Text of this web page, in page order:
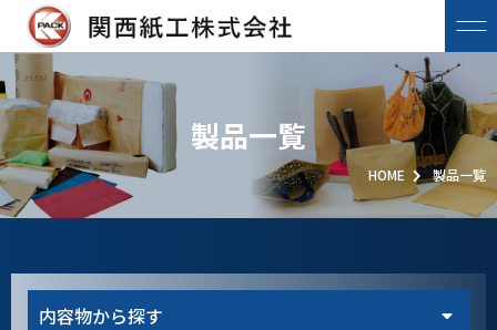
製品一覧
HOME 製品一覧
内容物から探す